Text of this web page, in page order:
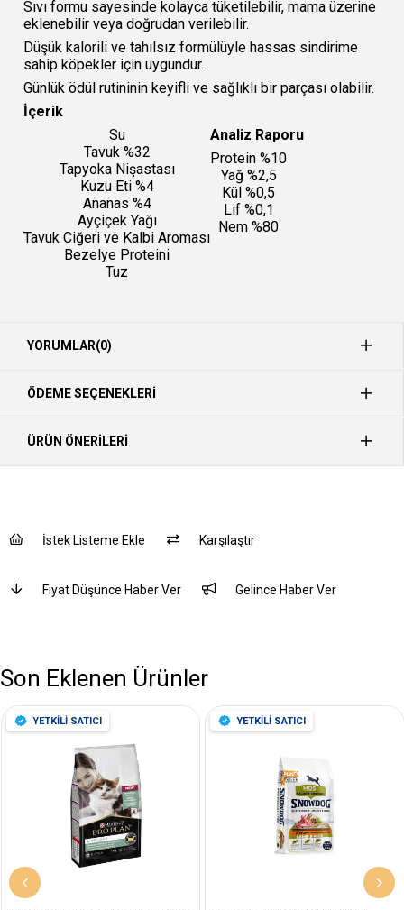
Sıvı formu sayesinde kolayca tüketilebilir, mama üzerine
eklenebilir veya doğrudan verilebilir.
Düşük kalorili ve tahılsız formülüyle hassas sindirime
sahip köpekler için uygundur.
Günlük ödül rutininin keyifli ve sağlıklı bir parçası olabilir.
İçerik
Su
Tavuk %32
Tapyoka Nişastası
Kuzu Eti %4
Ananas %4
Ayçiçek Yağı
Tavuk Ciğeri ve Kalbi Aroması
Bezelye Proteini
Tuz
Analiz Raporu
Protein %10
Yağ %2,5
Kül %0,5
Lif %0,1
Nem %80
YORUMLAR(0)
ÖDEME SEÇENEKLERI
ÜRÜN ÖNERILERI
İstek Listeme Ekle Karşılaştır
Fiyat Düşünce Haber Ver Gelince Haber Ver
Son Eklenen Ürünler
YETKİLİ SATICI YETKİLİ SATICI